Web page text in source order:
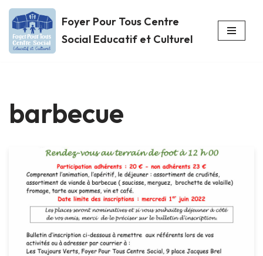
Aller
au
Foyer Pour Tous Centre
Social Educatif et Culturel
barbecue